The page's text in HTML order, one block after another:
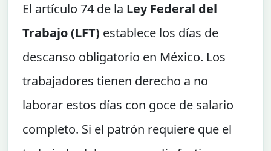
El artículo 74 de la Ley Federal del
Trabajo (LFT) establece los días de
descanso obligatorio en México. Los
trabajadores tienen derecho a no
laborar estos días con goce de salario
completo. Si el patrón requiere que el